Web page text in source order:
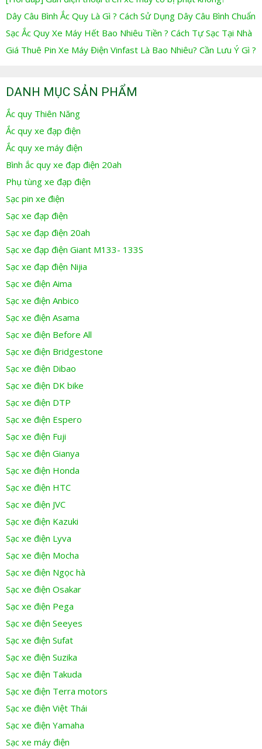
Dây Câu Bình Ắc Quy Là Gì ? Cách Sử Dụng Dây Câu Bình Chuẩn
Sạc Ắc Quy Xe Máy Hết Bao Nhiêu Tiền ? Cách Tự Sạc Tại Nhà
Giá Thuê Pin Xe Máy Điện Vinfast Là Bao Nhiêu? Cần Lưu Ý Gì ?
DANH MỤC SẢN PHẨM
Ắc quy Thiên Năng
Ắc quy xe đạp điện
Ắc quy xe máy điện
Bình ắc quy xe đạp điện 20ah
Phụ tùng xe đạp điện
Sạc pin xe điện
Sạc xe đạp điện
Sạc xe đạp điện 20ah
Sạc xe đạp điện Giant M133- 133S
Sạc xe đạp điện Nijia
Sạc xe điện Aima
Sạc xe điện Anbico
Sạc xe điện Asama
Sạc xe điện Before All
Sạc xe điện Bridgestone
Sạc xe điện Dibao
Sạc xe điện DK bike
Sạc xe điện DTP
Sạc xe điện Espero
Sạc xe điện Fuji
Sạc xe điện Gianya
Sạc xe điện Honda
Sạc xe điện HTC
Sạc xe điện JVC
Sạc xe điện Kazuki
Sạc xe điện Lyva
Sạc xe điện Mocha
Sạc xe điện Ngọc hà
Sạc xe điện Osakar
Sạc xe điện Pega
Sạc xe điện Seeyes
Sạc xe điện Sufat
Sạc xe điện Suzika
Sạc xe điện Takuda
Sạc xe điện Terra motors
Sạc xe điện Việt Thái
Sạc xe điện Yamaha
Sạc xe máy điện